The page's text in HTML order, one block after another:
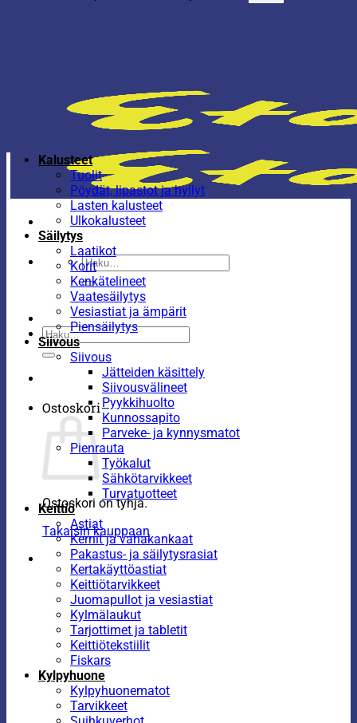
Etsi:
Etsi:
Ostoskori
Ostoskori on tyhjä.
Takaisin kauppaan
Kalusteet
Tuolit
Pöydät, lipastot ja hyllyt
Lasten kalusteet
Ulkokalusteet
Säilytys
Laatikot
Korit
Kenkätelineet
Vaatesäilytys
Vesiastiat ja ämpärit
Piensäilytys
Siivous
Siivous
Jätteiden käsittely
Siivousvälineet
Pyykkihuolto
Kunnossapito
Parveke- ja kynnysmatot
Pienrauta
Työkalut
Sähkötarvikkeet
Turvatuotteet
Keittiö
Astiat
Kernit ja vahakankaat
Pakastus- ja säilytysrasiat
Kertakäyttöastiat
Keittiötarvikkeet
Juomapullot ja vesiastiat
Kylmälaukut
Tarjottimet ja tabletit
Keittiötekstiilit
Fiskars
Kylpyhuone
Kylpyhuonematot
Tarvikkeet